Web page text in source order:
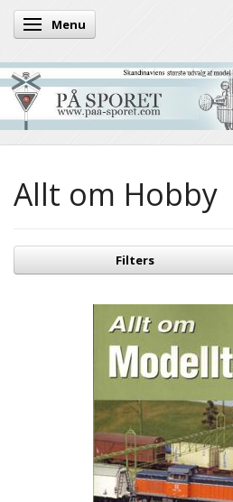
Toggle navigation
Menu
Allt om Hobby
Filters